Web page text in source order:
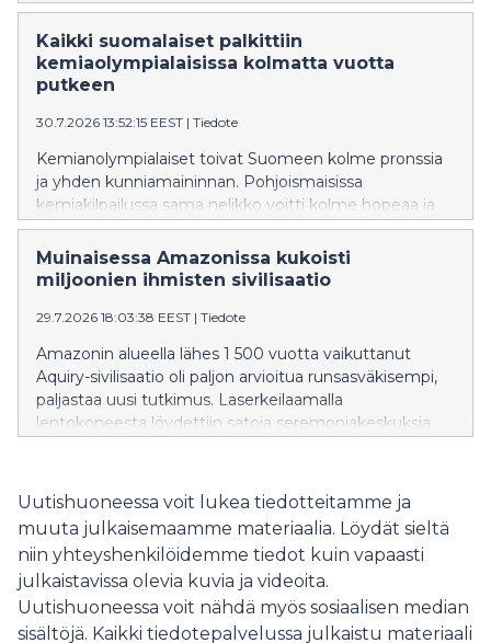
lapsen saaminen on heillä muita
epätodennäköisempää. ADHD-diagnoosin saaneet
ovat yleensä muita useammin lapsettomia.
Kaikki suomalaiset palkittiin
kemiaolympialaisissa kolmatta vuotta
putkeen
30.7.2026 13:52:15 EEST | Tiedote
Kemianolympialaiset toivat Suomeen kolme pronssia
ja yhden kunniamaininnan. Pohjoismaisissa
kemiakilpailussa sama nelikko voitti kolme hopeaa ja
yhden pronssin.
Muinaisessa Amazonissa kukoisti
miljoonien ihmisten sivilisaatio
29.7.2026 18:03:38 EEST | Tiedote
Amazonin alueella lähes 1 500 vuotta vaikuttanut
Aquiry-sivilisaatio oli paljon arvioitua runsasväkisempi,
paljastaa uusi tutkimus. Laserkeilaamalla
lentokoneesta löydettiin satoja seremoniakeskuksia
Uutishuoneessa voit lukea tiedotteitamme ja
muuta julkaisemaamme materiaalia. Löydät sieltä
niin yhteyshenkilöidemme tiedot kuin vapaasti
julkaistavissa olevia kuvia ja videoita.
Uutishuoneessa voit nähdä myös sosiaalisen median
sisältöjä. Kaikki tiedotepalvelussa julkaistu materiaali